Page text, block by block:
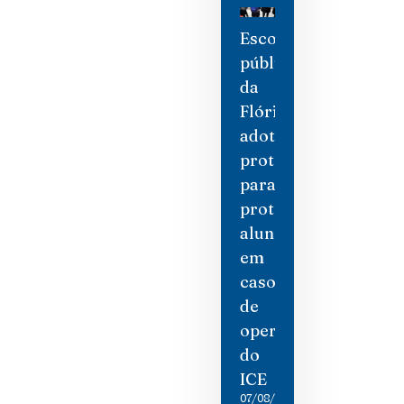
Escolas
públicas
da
Flórida
adotam
protocolos
para
proteger
alunos
em
caso
de
operações
do
ICE
07/08/2026